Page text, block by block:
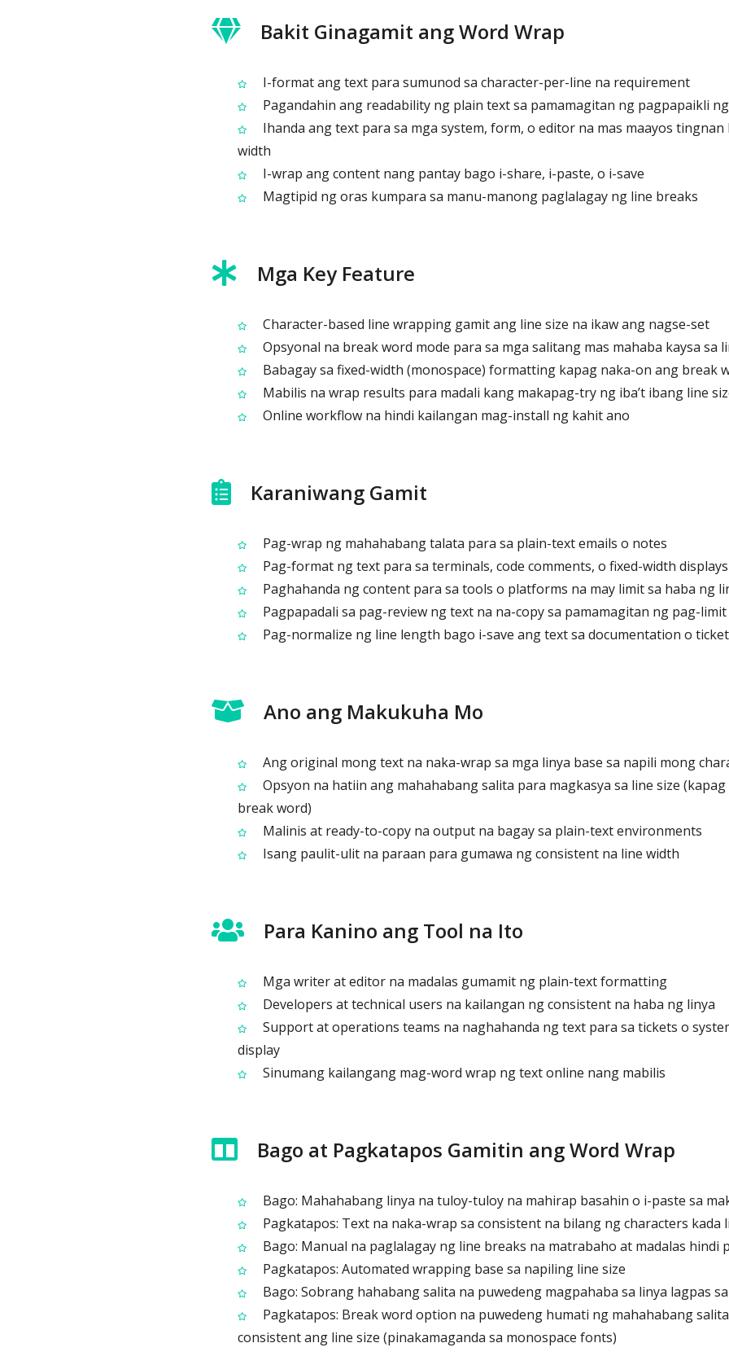
Bakit Ginagamit ang Word Wrap
I-format ang text para sumunod sa character-per-line na requirement
Pagandahin ang readability ng plain text sa pamamagitan ng pagpapaikli
Ihanda ang text para sa mga system, form, o editor na mas maayos
width
I-wrap ang content nang pantay bago i-share, i-paste, o i-save
Magtipid ng oras kumpara sa manu-manong paglalagay ng line breaks
Mga Key Feature
Character-based line wrapping gamit ang line size na ikaw ang nagse-set
Opsyonal na break word mode para sa mga salitang mas mahaba kaysa sa
Babagay sa fixed-width (monospace) formatting kapag naka-on ang break
Mabilis na wrap results para madali kang makapag-try ng iba’t ibang line
Online workflow na hindi kailangan mag-install ng kahit ano
Karaniwang Gamit
Pag-wrap ng mahahabang talata para sa plain-text emails o notes
Pag-format ng text para sa terminals, code comments, o fixed-width displays
Paghahanda ng content para sa tools o platforms na may limit sa haba ng
Pagpapadali sa pag-review ng text na na-copy sa pamamagitan ng pag-
Pag-normalize ng line length bago i-save ang text sa documentation o
Ano ang Makukuha Mo
Ang original mong text na naka-wrap sa mga linya base sa napili mong
Opsyon na hatiin ang mahahabang salita para magkasya sa line size
break word)
Malinis at ready-to-copy na output na bagay sa plain-text environments
Isang paulit-ulit na paraan para gumawa ng consistent na line width
Para Kanino ang Tool na Ito
Mga writer at editor na madalas gumamit ng plain-text formatting
Developers at technical users na kailangan ng consistent na haba ng linya
Support at operations teams na naghahanda ng text para sa tickets o
display
Sinumang kailangang mag-word wrap ng text online nang mabilis
Bago at Pagkatapos Gamitin ang Word Wrap
Bago: Mahahabang linya na tuloy-tuloy na mahirap basahin o i-paste sa
Pagkatapos: Text na naka-wrap sa consistent na bilang ng characters kada
Bago: Manual na paglalagay ng line breaks na matrabaho at madalas hindi
Pagkatapos: Automated wrapping base sa napiling line size
Bago: Sobrang hahabang salita na puwedeng magpahaba sa linya lagpas
Pagkatapos: Break word option na puwedeng humati ng mahahabang
consistent ang line size (pinakamaganda sa monospace fonts)